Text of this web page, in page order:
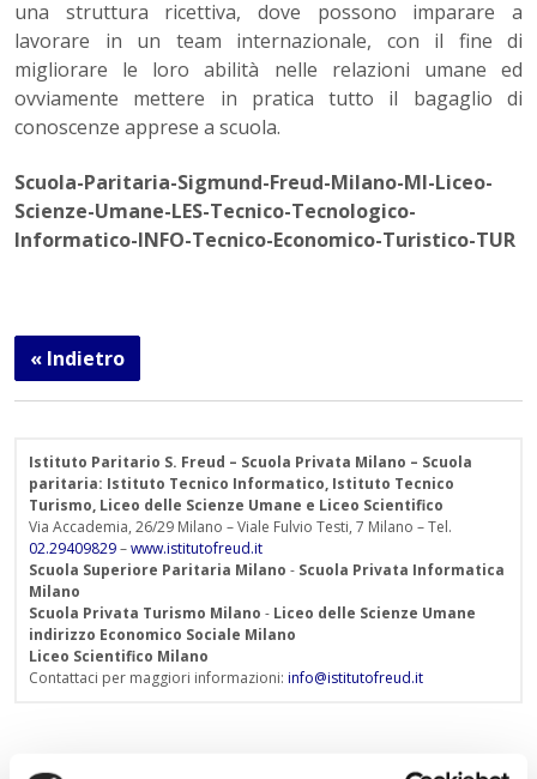
una struttura ricettiva, dove possono imparare a
lavorare in un team internazionale, con il fine di
migliorare le loro abilità nelle relazioni umane ed
ovviamente mettere in pratica tutto il bagaglio di
conoscenze apprese a scuola.
Scuola-Paritaria-Sigmund-Freud-Milano-MI-Liceo-
Scienze-Umane-LES-Tecnico-Tecnologico-
Informatico-INFO-Tecnico-Economico-Turistico-TUR
« Indietro
Istituto Paritario S. Freud – Scuola Privata Milano – Scuola
paritaria: Istituto Tecnico Informatico, Istituto Tecnico
Turismo, Liceo delle Scienze Umane e Liceo Scientifico
Via Accademia, 26/29 Milano – Viale Fulvio Testi, 7 Milano – Tel.
02.29409829–www.istitutofreud.it
Scuola Superiore Paritaria Milano - Scuola Privata Informatica
Milano
Scuola Privata Turismo Milano - Liceo delle Scienze Umane
indirizzo Economico Sociale Milano
Liceo Scientifico Milano
Contattaci per maggiori informazioni: info@istitutofreud.it